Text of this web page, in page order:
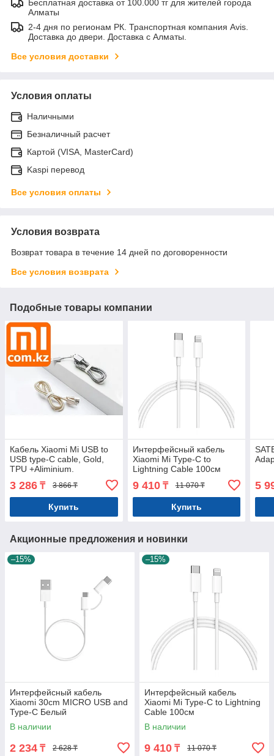
Бесплатная доставка от 100.000 тг для жителей города
Алматы
2-4 дня по регионам РК. Транспортная компания Avis.
Доставка до двери. Доставка с Алматы.
Все условия доставки
Условия оплаты
Наличными
Безналичный расчет
Картой (VISA, MasterCard)
Kaspi перевод
Все условия оплаты
Условия возврата
Возврат товара в течение 14 дней по договоренности
Все условия возврата
Подобные товары компании
Кабель Xiaomi Mi USB to
USB type-C cable, Gold,
TPU +Aliminium.
3 286 ₸ 3 866 ₸
Купить
Интерфейсный кабель
Xiaomi Mi Type-C to
Lightning Cable 100см
9 410₸ 11 070 ₸
Купить
5
Акционные предложения и новинки
–15%
Интерфейсный кабель
Xiaomi 30cm MICRO USB and
Type-C Белый
В наличии
2 234 ₸ 2 628 ₸
–15%
Интерфейсный кабель
Xiaomi Mi Type-C to Lightning
Cable 100см
В наличии
9 410 ₸ 11 070 ₸